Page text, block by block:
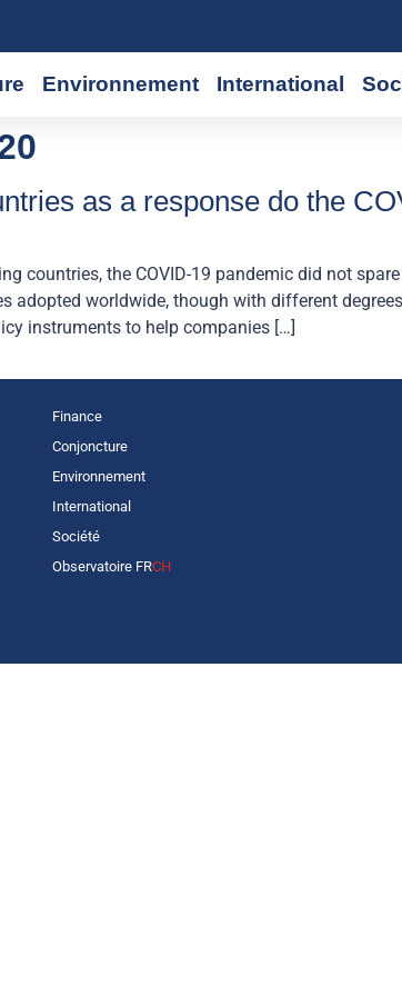
Environnement International
as a response do the
countries, the COVID-19 pandemic did not
adopted worldwide, though with different
instruments to help companies […]
Finance
Conjoncture
Environnement
International
Société
Observatoire FRCH